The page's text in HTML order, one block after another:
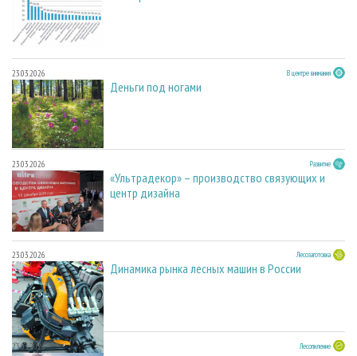
23.03.2026 В центре внимания
Деньги под ногами
23.03.2026 Развитие
«Ультрадекор» – производство связующих и
центр дизайна
23.03.2026 Лесозаготовка
Динамика рынка лесных машин в России
23.03.2026 Лесопиление